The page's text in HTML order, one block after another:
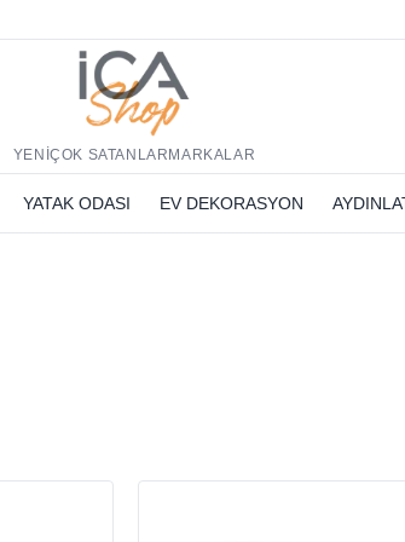
YENİÇOK SATANLAR MARKALAR
YATAK ODASI EV DEKORASYON